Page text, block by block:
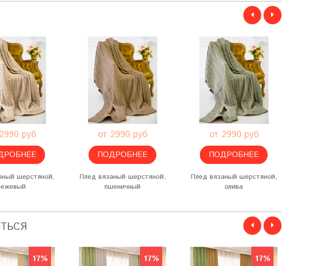
руб
шерстяной,
от 2990 руб
ПОДРОБНЕЕ
Плед вязаный шерстяной,
пшеничный
от 2990 руб
ПОДРОБНЕЕ
Плед вязаный шерстяной,
олива
17% 17% 17%